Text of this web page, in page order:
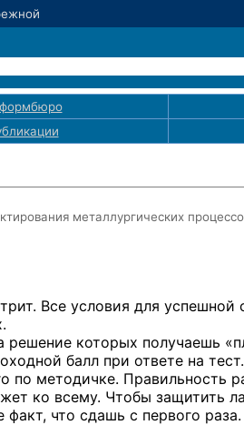
металлургических
Все условия для успешной
решение которых получаешь
балл при ответе на тест.
по методичке. Правильность
ко всему. Чтобы защитить
факт, что сдашь с первого